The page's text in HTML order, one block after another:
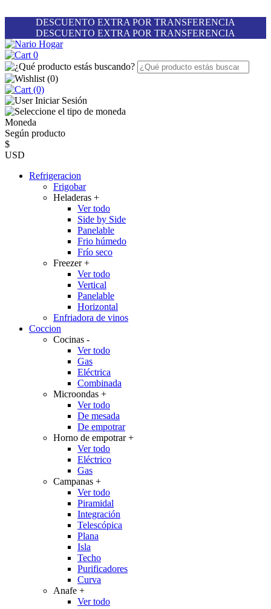
DESCUENTO EXTRA POR TRANSFERENCIA
DESCUENTO EXTRA POR TRANSFERENCIA
0
(0)
(0)
Iniciar Sesión
Moneda
Según producto
$
USD
Refrigeracion
Frigobar
Heladeras +
Ver todo
Side by Side
Panelable
Frio húmedo
Frío seco
Freezer+
Ver todo
Vertical
Panelable
Horizontal
Enfriadora de vinos
Coccion
Cocinas -
Ver todo
Gas
Eléctrica
Combinada
Microondas +
Ver todo
De mesada
De empotrar
Horno de empotrar+
Ver todo
Eléctrico
Gas
Campanas +
Ver todo
Piramidal
Integración
Telescópica
Plana
Isla
Techo
Purificadores
Curva
Anafe +
Ver todo